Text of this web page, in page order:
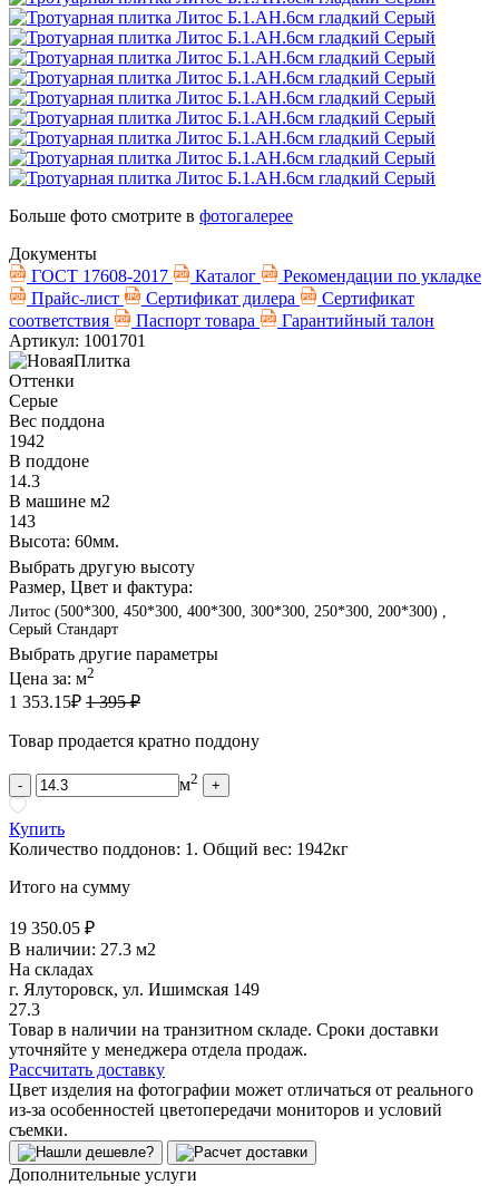
Больше фото смотрите в фотогалерее
Документы
ГОСТ 17608-2017
Каталог
Рекомендации по укладке
Прайс-лист
Сертификат дилера
Сертификат
соответствия
Паспорт товара
Гарантийный талон
Артикул: 1001701
Оттенки
Серые
Вес поддона
1942
В поддоне
14.3
В машине м2
143
Высота: 60мм.
Выбрать другую высоту
Размер, Цвет и фактура:
Литос (500*300, 450*300, 400*300, 300*300, 250*300, 200*300) ,
Серый Стандарт
Выбрать другие параметры
Цена за: м2
1 353.15₽ 1 395 ₽
Товар продается кратно поддону
- м2 +
Купить
Количество поддонов: 1 . Общий вес: 1942кг
Итого на сумму
19 350.05 ₽
В наличии: 27.3 м2
На складах
г. Ялуторовск, ул. Ишимская 149
27.3
Товар в наличии на транзитном складе. Сроки доставки
уточняйте у менеджера отдела продаж.
Рассчитать доставку
Цвет изделия на фотографии может отличаться от реального
из-за особенностей цветопередачи мониторов и условий
съемки.
Дополнительные услуги